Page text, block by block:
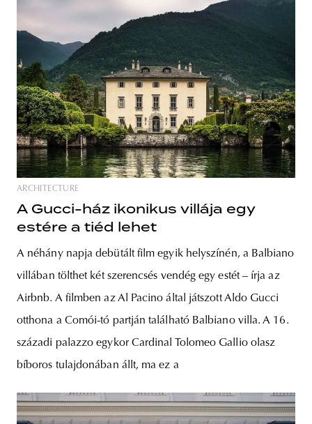
ARCHITECTURE
A Gucci-ház ikonikus villája egy
estére a tiéd lehet
A néhány napja debütált film egyik helyszínén, a Balbiano
villában tölthet két szerencsés vendég egy estét – írja az
Airbnb. A filmben az Al Pacino által játszott Aldo Gucci
otthona a Comói-tó partján található Balbiano villa. A 16.
századi palazzo egykor Cardinal Tolomeo Gallio olasz
bíboros tulajdonában állt, ma ez a